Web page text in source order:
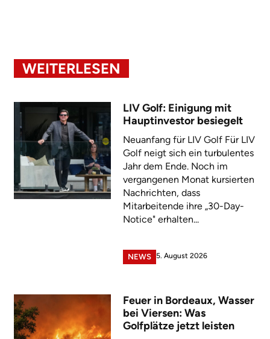
WEITERLESEN
LIV Golf: Einigung mit
Hauptinvestor besiegelt
Neuanfang für LIV Golf Für LIV
Golf neigt sich ein turbulentes
Jahr dem Ende. Noch im
vergangenen Monat kursierten
Nachrichten, dass
Mitarbeitende ihre „30-Day-
Notice" erhalten...
NEWS 5. August 2026
Feuer in Bordeaux, Wasser
bei Viersen: Was
Golfplätze jetzt leisten